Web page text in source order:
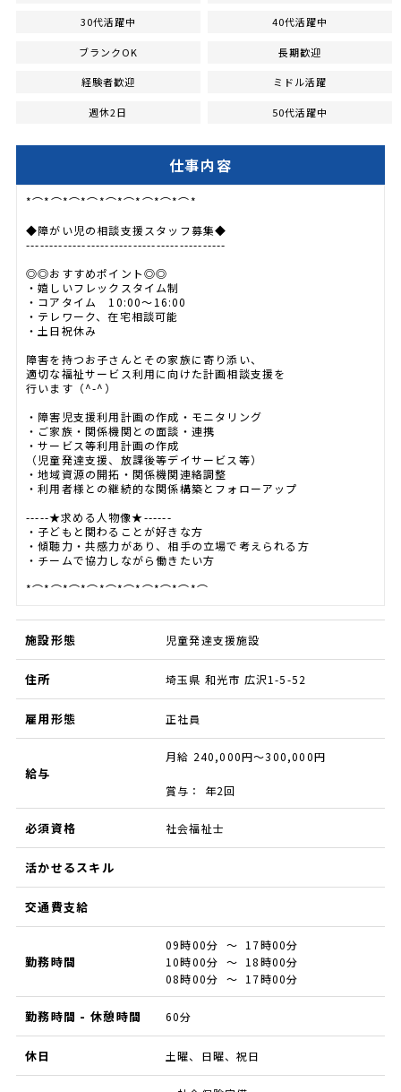
30代活躍中 40代活躍中
ブランクOK 長期歓迎
経験者歓迎 ミドル活躍
週休2日 50代活躍中
仕事内容
*⌒*⌒*⌒*⌒*⌒*⌒*⌒*⌒*⌒*
◆障がい児の相談支援スタッフ募集◆
-------------------------------------------
◎◎おすすめポイント◎◎
・嬉しいフレックスタイム制
・コアタイム 10:00～16:00
・テレワーク、在宅相談可能
・土日祝休み
障害を持つお子さんとその家族に寄り添い、
適切な福祉サービス利用に向けた計画相談支援を
行います（^-^）
・障害児支援利用計画の作成・モニタリング
・ご家族・関係機関との面談・連携
・サービス等利用計画の作成
（児童発達支援、放課後等デイサービス等）
・地域資源の開拓・関係機関連絡調整
・利用者様との継続的な関係構築とフォローアップ
-----★求める人物像★------
・子どもと関わることが好きな方
・傾聴力・共感力があり、相手の立場で考えられる方
・チームで協力しながら働きたい方
*⌒*⌒*⌒*⌒*⌒*⌒*⌒*⌒*⌒*⌒
施設形態 児童発達支援施設
住所 埼玉県 和光市 広沢1-5-52
雇用形態 正社員
給与
月給 240,000円～300,000円
賞与： 年2回
必須資格 社会福祉士
活かせるスキル
交通費支給
勤務時間
09時00分 ～ 17時00分
10時00分 ～ 18時00分
08時00分 ～ 17時00分
勤務時間 - 休憩時間 60分
休日 土曜、日曜、祝日